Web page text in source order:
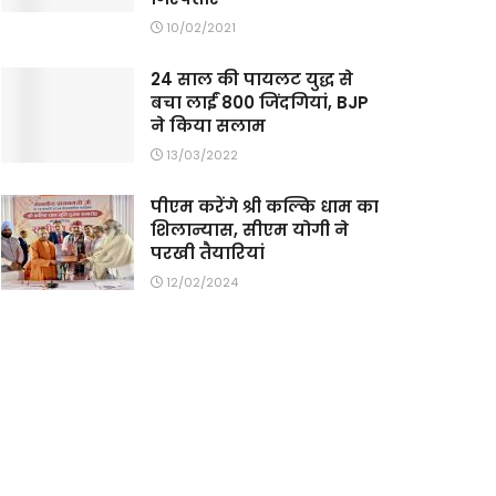
10/02/2021
24 साल की पायलट युद्ध से
बचा लाईं 800 जिंदगियां, BJP
ने किया सलाम
13/03/2022
पीएम करेंगे श्री कल्कि धाम का
शिलान्यास, सीएम योगी ने
परखी तैयारियां
12/02/2024